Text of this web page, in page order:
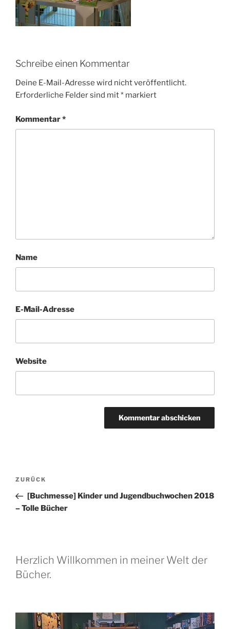
Schreibe einen Kommentar
Deine E-Mail-Adresse wird nicht veröffentlicht.
Erforderliche Felder sind mit* markiert
Kommentar*
Name
E-Mail-Adresse
Website
Beitragsnavigation
Vorheriger
Beitrag
ZURÜCK
[Buchmesse] Kinder und Jugendbuchwochen 2018
– Tolle Bücher
Herzlich Willkommen in meiner Welt der
Bücher.